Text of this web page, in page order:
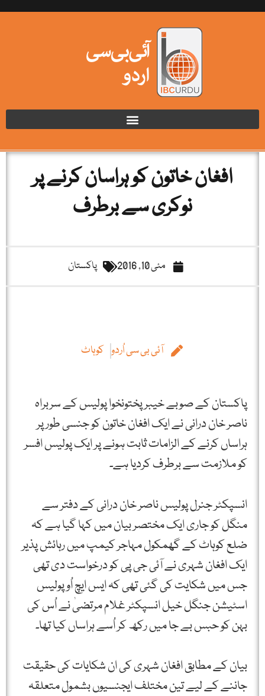
افغان خاتون کو ہراسان کرنے پر
نوکری سے برطرف
مئی 10, 2016 پاکستان
آئی بی سی اُردو کوہاٹ
پاکستان کے صوبے خیبر پختونخوا پولیس کے سربراہ
ناصر خان درانی نے ایک افغان خاتون کو جنسی طور پر
ہراساں کرنے کے الزامات ثابت ہونے پر ایک پولیس افسر
کو ملازمت سے برطرف کردیا ہے۔
انسپکٹر جنرل پولیس ناصر خان درانی کے دفتر سے
منگل کو جاری ایک مختصر بیان میں کہا گیا ہے کہ
ضلع کوہاٹ کے گھمکول مہاجر کیمپ میں رہائش پذیر
ایک افغان شہری نے آئی جی پی کو درخواست دی تھی
جس میں شکایت کی گئی تھی کہ ایس ایچ اُو پولیس
اسٹیشن جنگل خیل انسپکٹر غلام مرتضیٰ نے اُس کی
بہن کو حبس بے جا میں رکھ کر اُسے ہراساں کیا تھا۔
بیان کے مطابق افغان شہری کی ان شکایات کی حقیقت
جاننے کے لیے تین مختلف ایجنسیوں بشمول متعلقہ